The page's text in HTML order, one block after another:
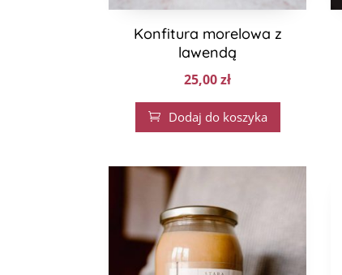
Konfitura morelowa z
lawendą
25,00zł
 Dodaj do koszyka